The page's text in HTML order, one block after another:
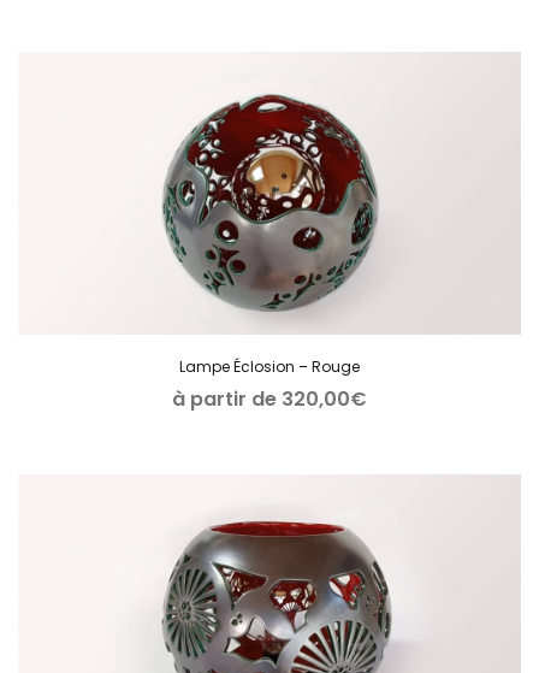
Lampe Éclosion – Rouge
à partir de 320,00€